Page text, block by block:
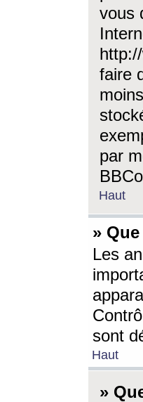
vous
faire
par
Haut
»
Les
sont
Haut
»